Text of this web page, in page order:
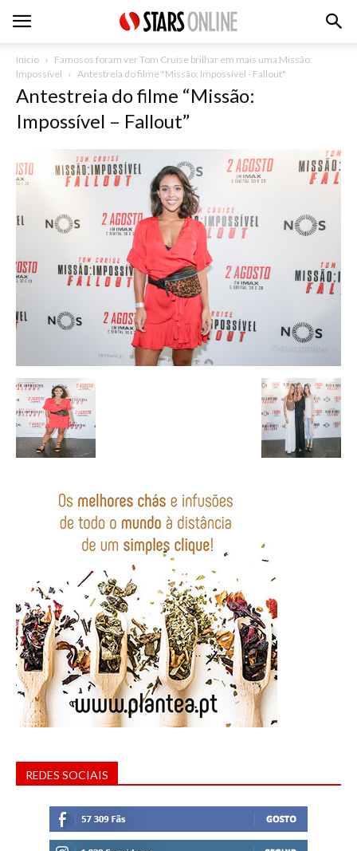
Inicio
Famosos foram ver Tom Cruise brilhar em mais uma Missão:
Impossível
Antestreia do filme "Missão: Impossível - Fallout"
Antestreia do filme “Missão:
Impossível – Fallout”
REDES SOCIAIS